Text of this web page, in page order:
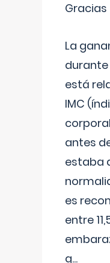
Gracias
La
está
IMC
antes
estaba
es
entre
q...